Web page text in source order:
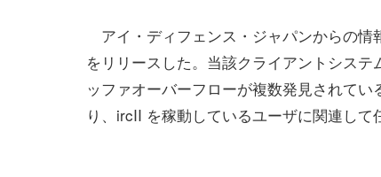
アイ・ディフェンス・ジャパンからの
をリリースした。当該クライアントシス
ッファオーバーフローが複数発見されて
り、ircII を稼動しているユーザに関連して